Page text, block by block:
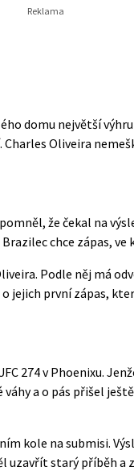
domu největší
Oliveira
že čekal na
chce zápas, ve
Podle něj má
jejich první zápas,
274 v Phoenixu.
a o pás přišel
kole na submisi.
uzavřít starý příběh a